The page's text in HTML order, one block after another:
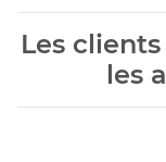
Les
les